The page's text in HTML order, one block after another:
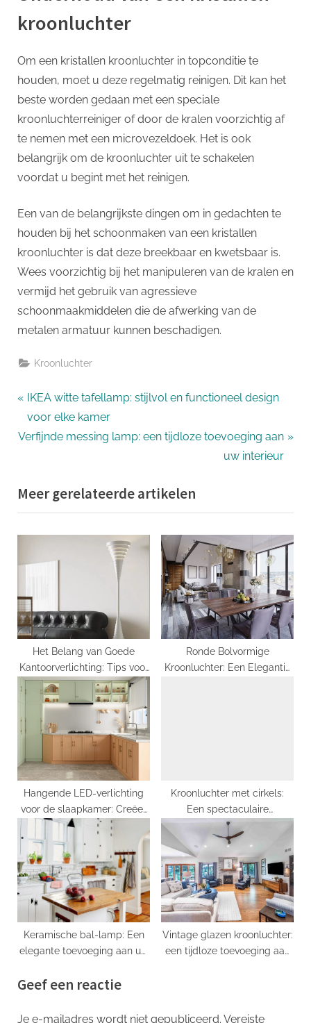
kroonluchter
Om een kristallen kroonluchter in topconditie te
houden, moet u deze regelmatig reinigen. Dit kan het
beste worden gedaan met een speciale
kroonluchterreiniger of door de kralen voorzichtig af
te nemen met een microvezeldoek. Het is ook
belangrijk om de kroonluchter uit te schakelen
voordat u begint met het reinigen.
Een van de belangrijkste dingen om in gedachten te
houden bij het schoonmaken van een kristallen
kroonluchter is dat deze breekbaar en kwetsbaar is.
Wees voorzichtig bij het manipuleren van de kralen en
vermijd het gebruik van agressieve
schoonmaakmiddelen die de afwerking van de
metalen armatuur kunnen beschadigen.
Kroonluchter
Bericht
navigatie
P
r
e
o
u
s
t
:
IKEA witte tafellamp: stijlvol en functioneel design
voor elke kamer
N
t
P
o
Verfijnde messing lamp: een tijdloze toevoeging aan
uw interieur
Meer gerelateerde artikelen
Het Belang van Goede
Kantoorverlichting: Tips voor
het Verlichten van Een
Kantoorruimte
Ronde Bolvormige
Kroonluchter: Een Elegantie
Hangende LED-verlichting
voor de slaapkamer: Creëer
de perfecte sfeer
Kroonluchter met cirkels:
Een spectaculaire
toevoeging aan elk interieur
Keramische bal-lamp: Een
elegante toevoeging aan uw
Vintage glazen kroonluchter:
een tijdloze toevoeging aan
Geef een reactie
Je e-mailadres wordt niet gepubliceerd. Vereiste